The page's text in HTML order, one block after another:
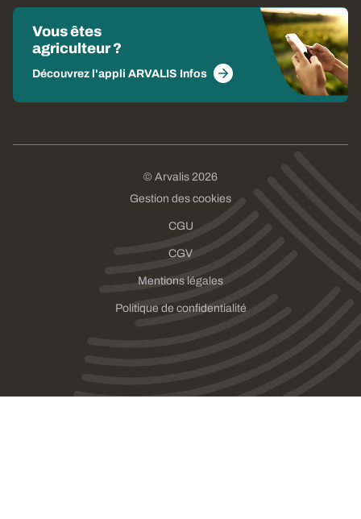
Vous êtes
agriculteur ?
Découvrez l'appli ARVALIS Infos
© Arvalis 2026
Gestion des cookies
CGU
CGV
Mentions légales
Politique de confidentialité